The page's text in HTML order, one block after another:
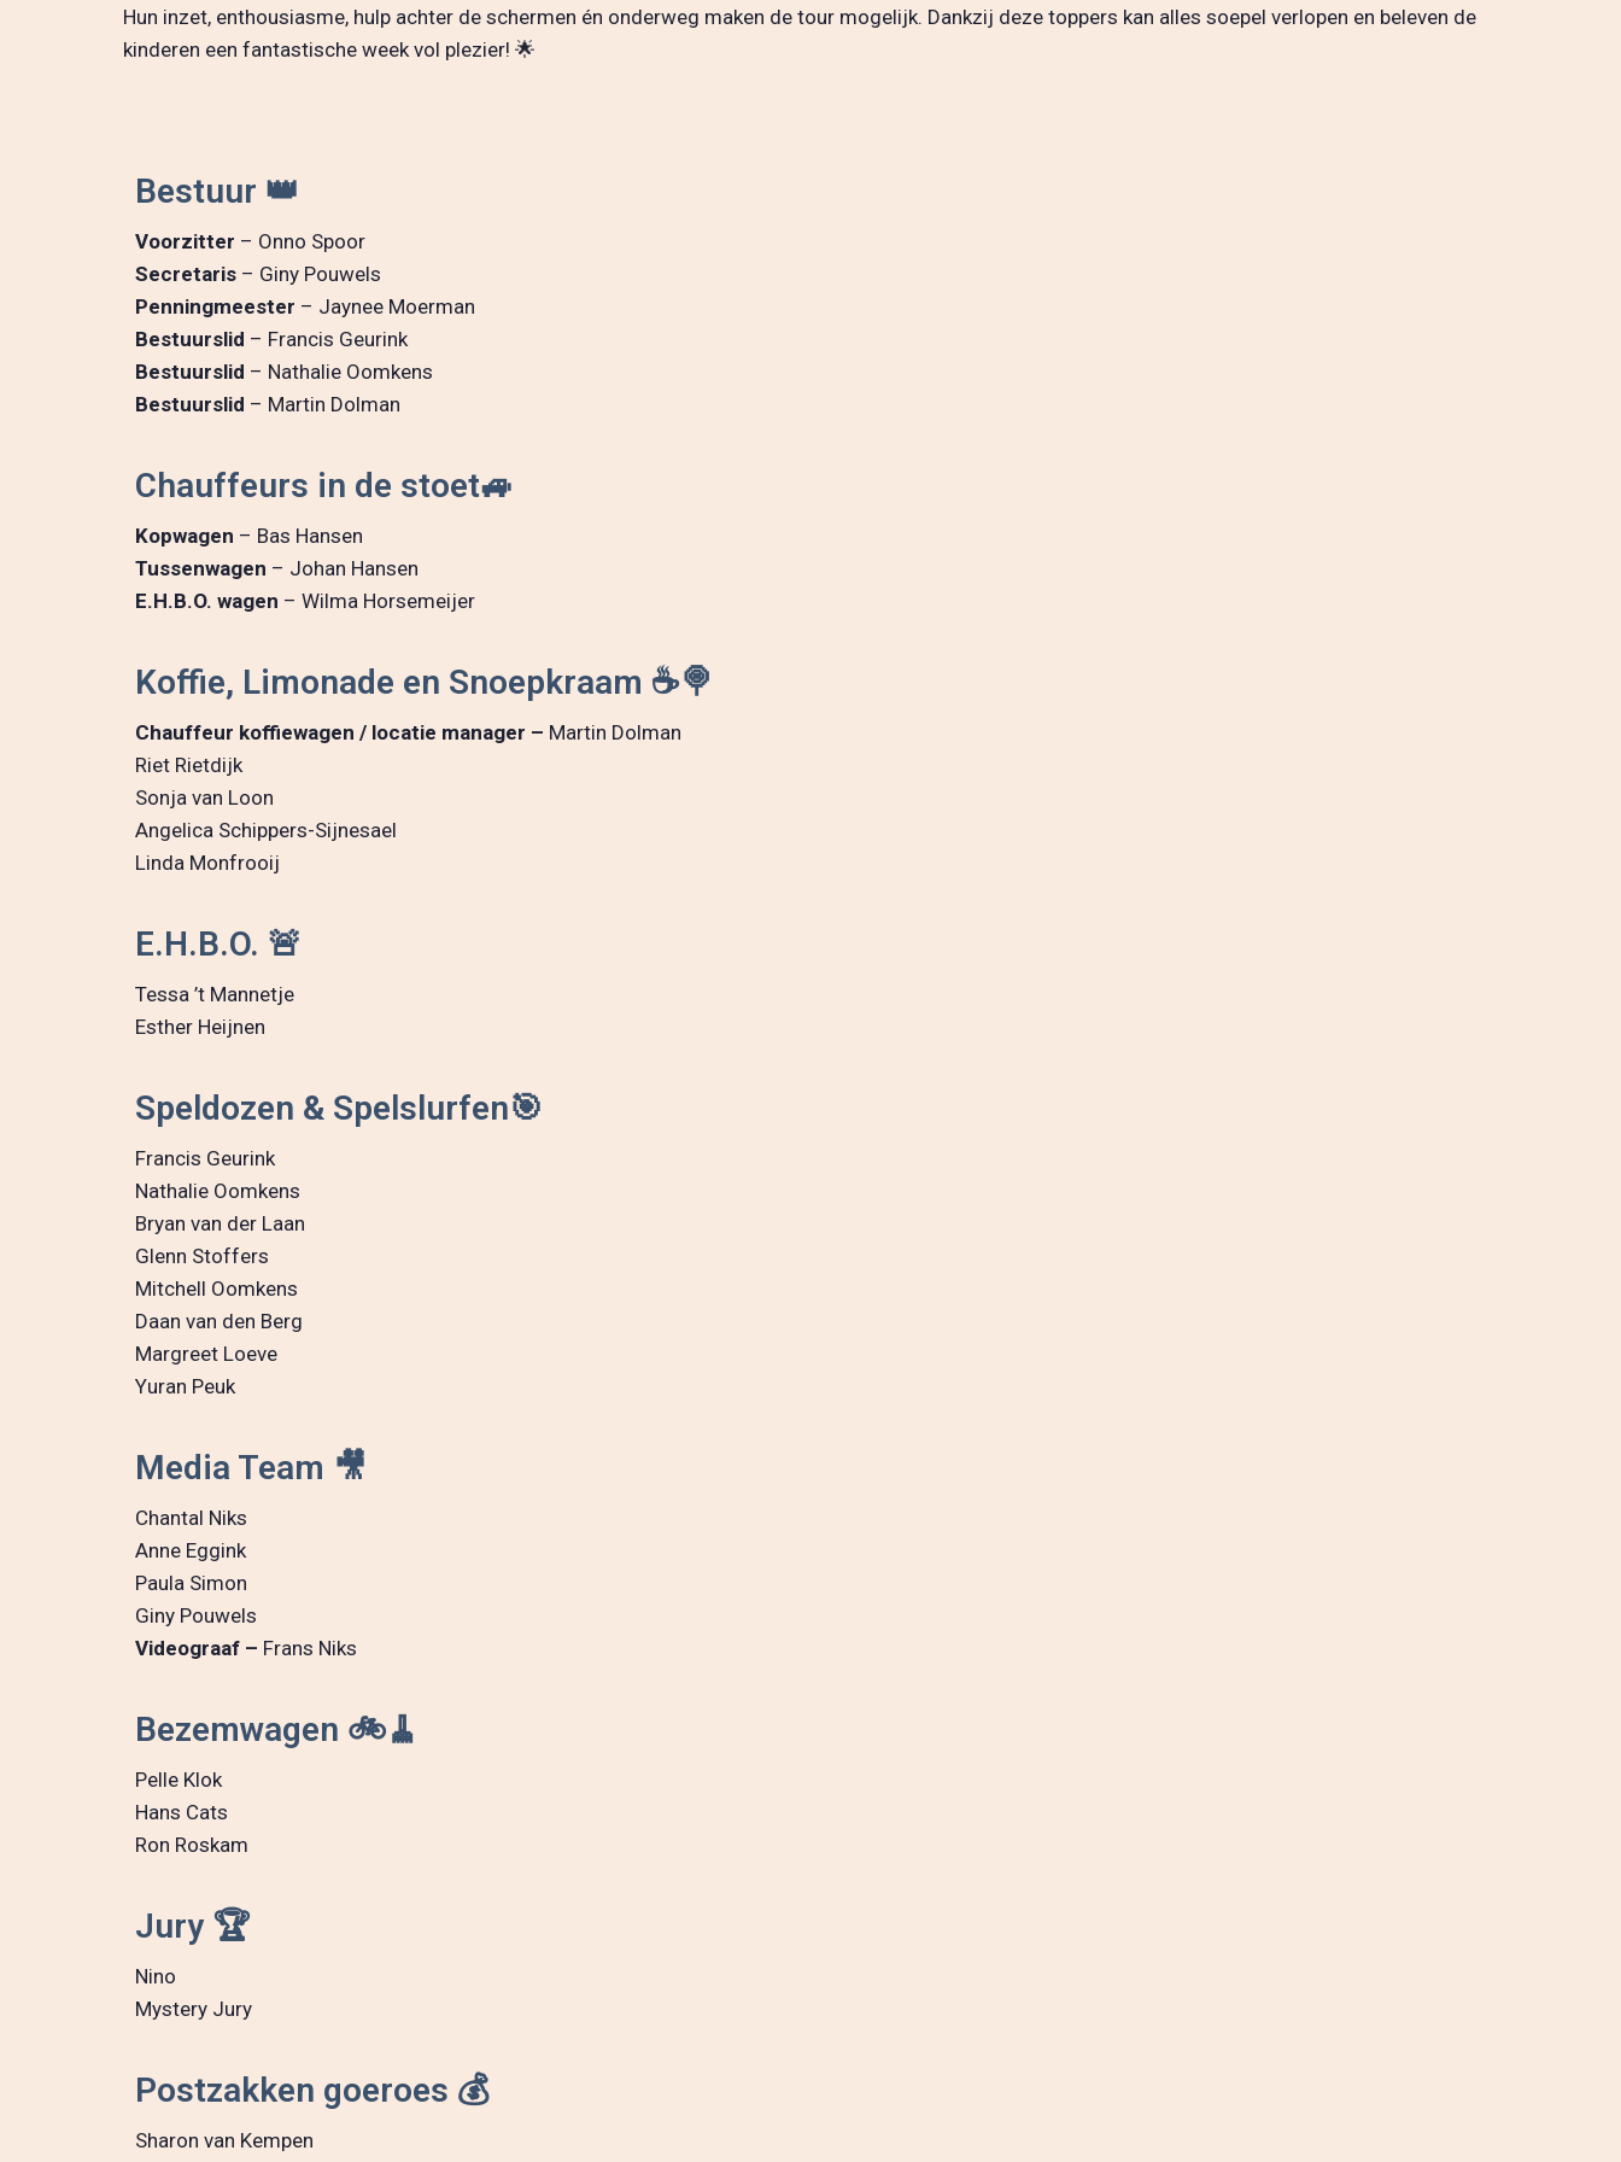
Hun inzet, enthousiasme, hulp achter de schermen én onderweg maken de tour mogelijk. Dankzij deze toppers kan alles soepel verlopen en beleven de
kinderen een fantastische week vol plezier! 🌟
Bestuur 👑
Voorzitter – Onno Spoor
Secretaris – Giny Pouwels
Penningmeester – Jaynee Moerman
Bestuurslid – Francis Geurink
Bestuurslid – Nathalie Oomkens
Bestuurslid – Martin Dolman
Chauffeurs in de stoet🚙
Kopwagen – Bas Hansen
Tussenwagen – Johan Hansen
E.H.B.O. wagen – Wilma Horsemeijer
Koffie, Limonade en Snoepkraam ☕🍭
Chauffeur koffiewagen / locatie manager – Martin Dolman
Riet Rietdijk
Sonja van Loon
Angelica Schippers-Sijnesael
Linda Monfrooij
E.H.B.O. 🚨
Tessa ’t Mannetje
Esther Heijnen
Speldozen & Spelslurfen🎯
Francis Geurink
Nathalie Oomkens
Bryan van der Laan
Glenn Stoffers
Mitchell Oomkens
Daan van den Berg
Margreet Loeve
Yuran Peuk
Media Team 🎥
Chantal Niks
Anne Eggink
Paula Simon
Giny Pouwels
Videograaf – Frans Niks
Bezemwagen 🚲🧹
Pelle Klok
Hans Cats
Ron Roskam
Jury 🏆
Nino
Mystery Jury
Postzakken goeroes 💰
Sharon van Kempen